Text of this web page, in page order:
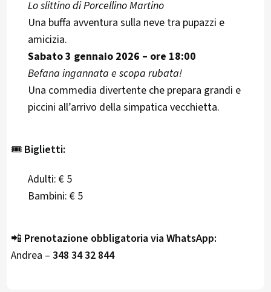
Lo slittino di Porcellino Martino
Una buffa avventura sulla neve tra pupazzi e
amicizia.
Sabato 3 gennaio 2026 – ore 18:00
Befana ingannata e scopa rubata!
Una commedia divertente che prepara grandi e
piccini all’arrivo della simpatica vecchietta.
🎟️ Biglietti:
Adulti: € 5
Bambini: € 5
📲 Prenotazione obbligatoria via WhatsApp:
Andrea – 348 34 32 844